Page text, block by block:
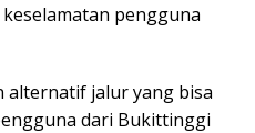
pengguna
alternatif jalur yang bisa
dari Bukittinggi